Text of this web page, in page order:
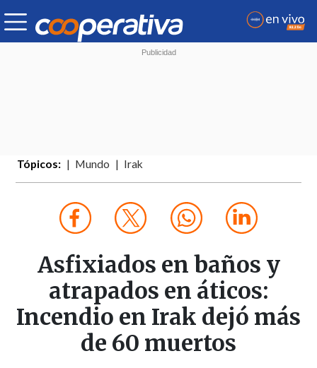
Tópicos: Mundo Irak
Asfixiados en baños y
atrapados en áticos:
Incendio en Irak dejó más
de 60 muertos